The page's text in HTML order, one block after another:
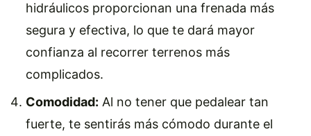
hidráulicos proporcionan una frenada más
segura y efectiva, lo que te dará mayor
confianza al recorrer terrenos más
complicados.
Comodidad: Al no tener que pedalear tan
fuerte, te sentirás más cómodo durante el